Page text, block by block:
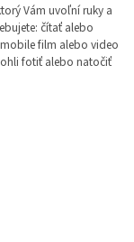
Vám uvoľní ruky a
čítať alebo
film alebo video
fotiť alebo natočiť